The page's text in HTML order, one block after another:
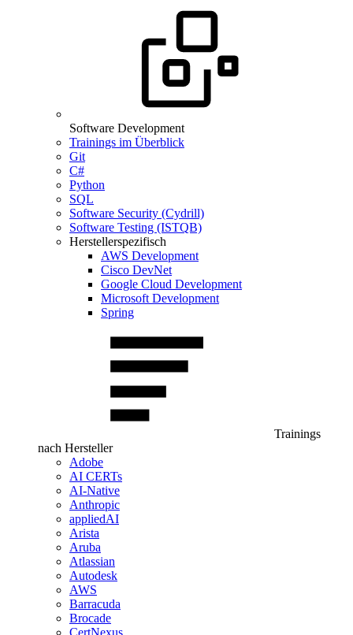
Software Development
Trainings im Überblick
Git
C#
Python
SQL
Software Security (Cydrill)
Software Testing (ISTQB)
Herstellerspezifisch
AWS Development
Cisco DevNet
Google Cloud Development
Microsoft Development
Spring
Trainings
nach Hersteller
Adobe
AI CERTs
AI-Native
Anthropic
appliedAI
Arista
Aruba
Atlassian
Autodesk
AWS
Barracuda
Brocade
CertNexus